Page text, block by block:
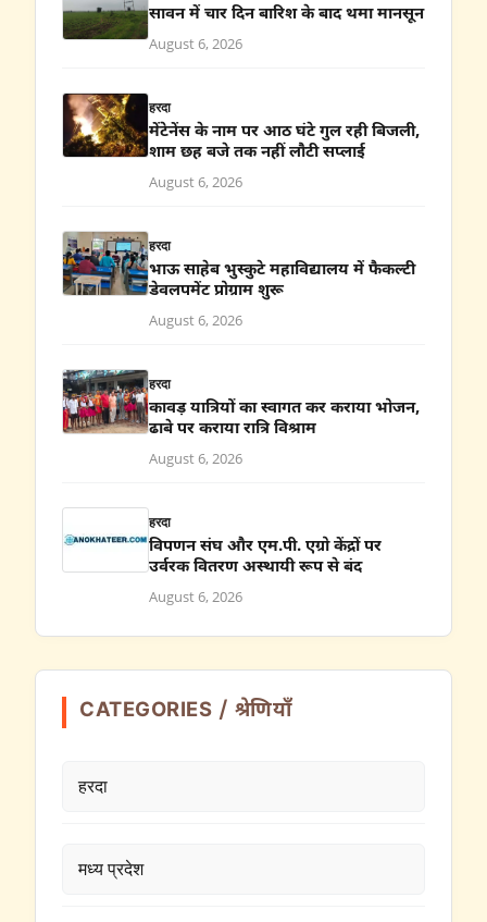
सावन में चार दिन बारिश के बाद थमा मानसून
August 6, 2026
हरदा
मेंटेनेंस के नाम पर आठ घंटे गुल रही बिजली,
शाम छह बजे तक नहीं लौटी सप्लाई
August 6, 2026
हरदा
भाऊ साहेब भुस्कुटे महाविद्यालय में फैकल्टी
डेवलपमेंट प्रोग्राम शुरू
August 6, 2026
हरदा
कावड़ यात्रियों का स्वागत कर कराया भोजन,
ढाबे पर कराया रात्रि विश्राम
August 6, 2026
हरदा
विपणन संघ और एम.पी. एग्रो केंद्रों पर
उर्वरक वितरण अस्थायी रूप से बंद
August 6, 2026
CATEGORIES / श्रेणियाँ
हरदा
मध्य प्रदेश